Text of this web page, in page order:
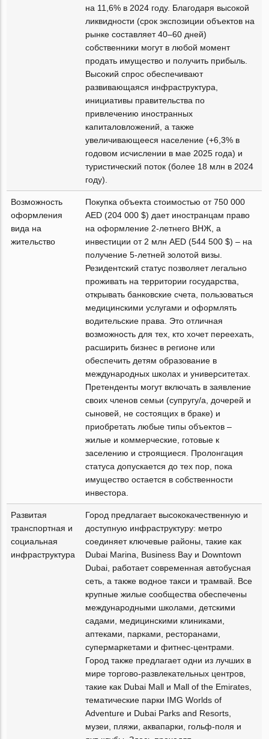
на 11,6% в 2024 году. Благодаря высокой
ликвидности (срок экспозиции объектов на
рынке составляет 40–60 дней)
собственники могут в любой момент
продать имущество и получить прибыль.
Высокий спрос обеспечивают
развивающаяся инфраструктура,
инициативы правительства по
привлечению иностранных
капиталовложений, а также
увеличивающееся население (+6,3% в
годовом исчислении в мае 2025 года) и
туристический поток (более 18 млн в 2024
году).
Возможность
оформления
вида на
жительство
Покупка объекта стоимостью от 750 000
AED (204 000 $) дает иностранцам право
на оформление 2-летнего ВНЖ, а
инвестиции от 2 млн AED (544 500 $) – на
получение 5-летней золотой визы.
Резидентский статус позволяет легально
проживать на территории государства,
открывать банковские счета, пользоваться
медицинскими услугами и оформлять
водительские права. Это отличная
возможность для тех, кто хочет переехать,
расширить бизнес в регионе или
обеспечить детям образование в
международных школах и университетах.
Претенденты могут включать в заявление
своих членов семьи (супругу/а, дочерей и
сыновей, не состоящих в браке) и
приобретать любые типы объектов –
жилые и коммерческие, готовые к
заселению и строящиеся. Пролонгация
статуса допускается до тех пор, пока
имущество остается в собственности
инвестора.
Развитая
транспортная и
социальная
инфраструктура
Город предлагает высококачественную и
доступную инфраструктуру: метро
соединяет ключевые районы, такие как
Dubai Marina, Business Bay и Downtown
Dubai, работает современная автобусная
сеть, а также водное такси и трамвай. Все
крупные жилые сообщества обеспечены
международными школами, детскими
садами, медицинскими клиниками,
аптеками, парками, ресторанами,
супермаркетами и фитнес-центрами.
Город также предлагает одни из лучших в
мире торгово-развлекательных центров,
такие как Dubai Mall и Mall of the Emirates,
тематические парки IMG Worlds of
Adventure и Dubai Parks and Resorts,
музеи, пляжи, аквапарки, гольф-поля и